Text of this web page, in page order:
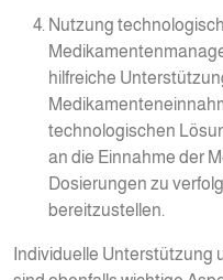
Nutzung
hilfreiche
technologischen
an die Einnahme der
Dosierungen zu
bereitzustellen.
Individuelle Unterstützung